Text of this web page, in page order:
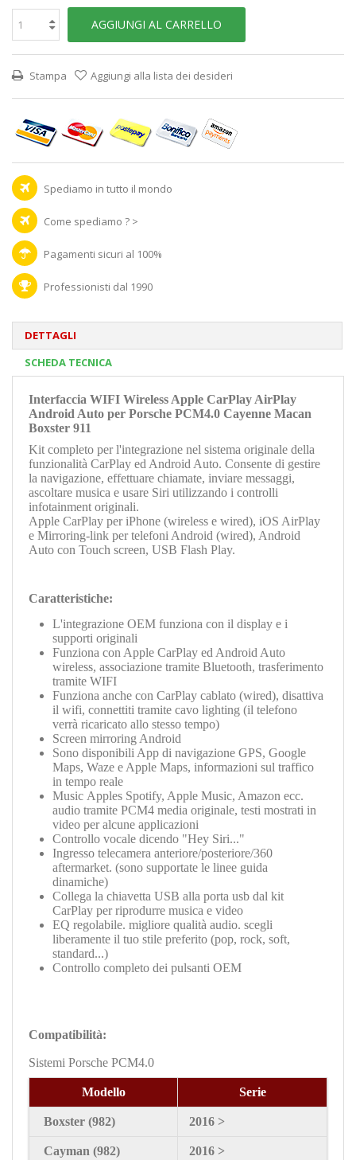
AGGIUNGI AL CARRELLO
Stampa Aggiungi alla lista dei desideri
Spediamo in tutto il mondo
Come spediamo ? >
Pagamenti sicuri al 100%
Professionisti dal 1990
DETTAGLI
SCHEDA TECNICA
Interfaccia WIFI Wireless Apple CarPlay AirPlay
Android Auto per Porsche PCM4.0 Cayenne Macan
Boxster 911
Kit completo per l'integrazione nel sistema originale della
funzionalità CarPlay ed Android Auto. Consente di gestire
la navigazione, effettuare chiamate, inviare messaggi,
ascoltare musica e usare Siri utilizzando i controlli
infotainment originali.
Apple CarPlay per iPhone (wireless e wired), iOS AirPlay
e Mirroring-link per telefoni Android (wired), Android
Auto con Touch screen, USB Flash Play.
Caratteristiche:
L'integrazione OEM funziona con il display e i
supporti originali
Funziona con Apple CarPlay ed Android Auto
wireless, associazione tramite Bluetooth, trasferimento
tramite WIFI
Funziona anche con CarPlay cablato (wired), disattiva
il wifi, connettiti tramite cavo lighting (il telefono
verrà ricaricato allo stesso tempo)
Screen mirroring Android
Sono disponibili App di navigazione GPS, Google
Maps, Waze e Apple Maps, informazioni sul traffico
in tempo reale
Music Apples Spotify, Apple Music, Amazon ecc.
audio tramite PCM4 media originale, testi mostrati in
video per alcune applicazioni
Controllo vocale dicendo "Hey Siri..."
Ingresso telecamera anteriore/posteriore/360
aftermarket. (sono supportate le linee guida
dinamiche)
Collega la chiavetta USB alla porta usb dal kit
CarPlay per riprodurre musica e video
EQ regolabile. migliore qualità audio. scegli
liberamente il tuo stile preferito (pop, rock, soft,
standard...)
Controllo completo dei pulsanti OEM
Compatibilità:
Sistemi Porsche PCM4.0
Modello Serie
Boxster (982) 2016 >
Cayman (982) 2016 >